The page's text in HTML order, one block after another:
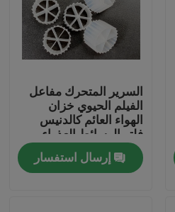
السرير المتحرك مفاعل
الفيلم الحيوي خزان
الهواء العائم كالدنيس
فلتر الوسائط العذراء
HDPE
إرسال استفسار